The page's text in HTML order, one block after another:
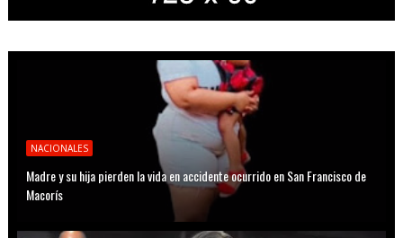
NACIONALES
Madre y su hija pierden la vida en accidente ocurrido en San Francisco de
Macorís